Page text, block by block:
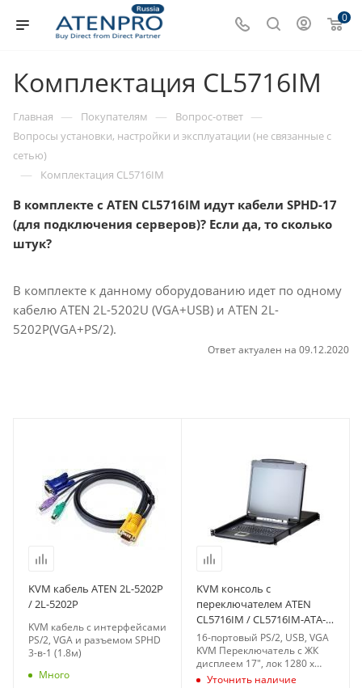
0
Комплектация CL5716IM
Главная — Покупателям — Вопрос-ответ —
Вопросы установки, настройки и эксплуатации (не связанные с
сетью)
— Комплектация CL5716IM
В комплекте с ATEN CL5716IM идут кабели SPHD-17
(для подключения серверов)? Если да, то сколько
штук?
В комплекте к данному оборудованию идет по одному
кабелю ATEN 2L-5202U (VGA+USB) и ATEN 2L-
5202P(VGA+PS/2).
Ответ актуален на 09.12.2020
KVM кабель ATEN 2L-5202P
/ 2L-5202P
KVM кабель с интерфейсами
PS/2, VGA и разъемом SPHD
3-в-1 (1.8м)
Много
KVM консоль с
переключателем ATEN
CL5716IM / CL5716IM-ATA-
RG
16-портовый PS/2, USB, VGA
KVM Переключатель с ЖК
дисплеем 17", лок 1280 x
1024, удал 1920x1200,
Уточнить наличие